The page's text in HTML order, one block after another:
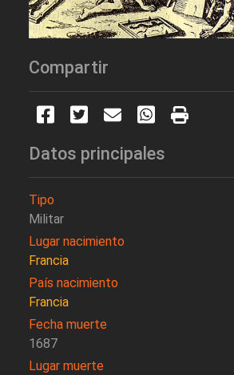
Compartir
Datos principales
Tipo
Militar
Lugar nacimiento
Francia
País nacimiento
Francia
Fecha muerte
1687
Lugar muerte